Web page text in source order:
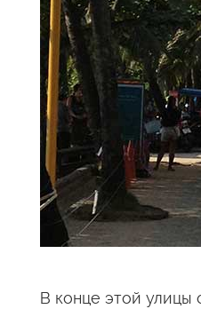
В конце этой улицы